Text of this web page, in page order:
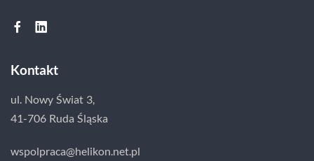
Kontakt
ul. Nowy Świat 3,
41-706 Ruda Śląska
wspolpraca@helikon.net.pl